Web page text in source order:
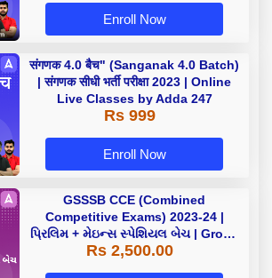
Enroll Now
संगणक 4.0 बैच" (Sanganak 4.0 Batch)
| संगणक सीधी भर्ती परीक्षा 2023 | Online
Live Classes by Adda 247
Rs 999
Enroll Now
GSSSB CCE (Combined
Competitive Exams) 2023-24 |
પ્રિલિમ + મેઇન્સ સ્પેશિયલ બેચ | Group
A ( પ્રિલિમ (100 ) + મેઇન્સ (350) માર્કસ
Rs 2,500.00